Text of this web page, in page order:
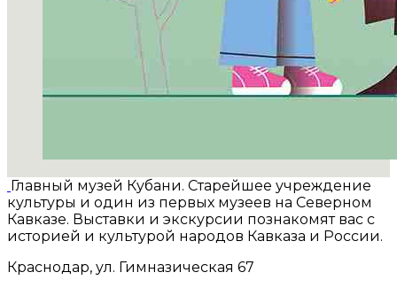
Главный музей Кубани. Старейшее учреждение
культуры и один из первых музеев на Северном
Кавказе. Выставки и экскурсии познакомят вас с
историей и культурой народов Кавказа и России.
Краснодар, ул. Гимназическая 67